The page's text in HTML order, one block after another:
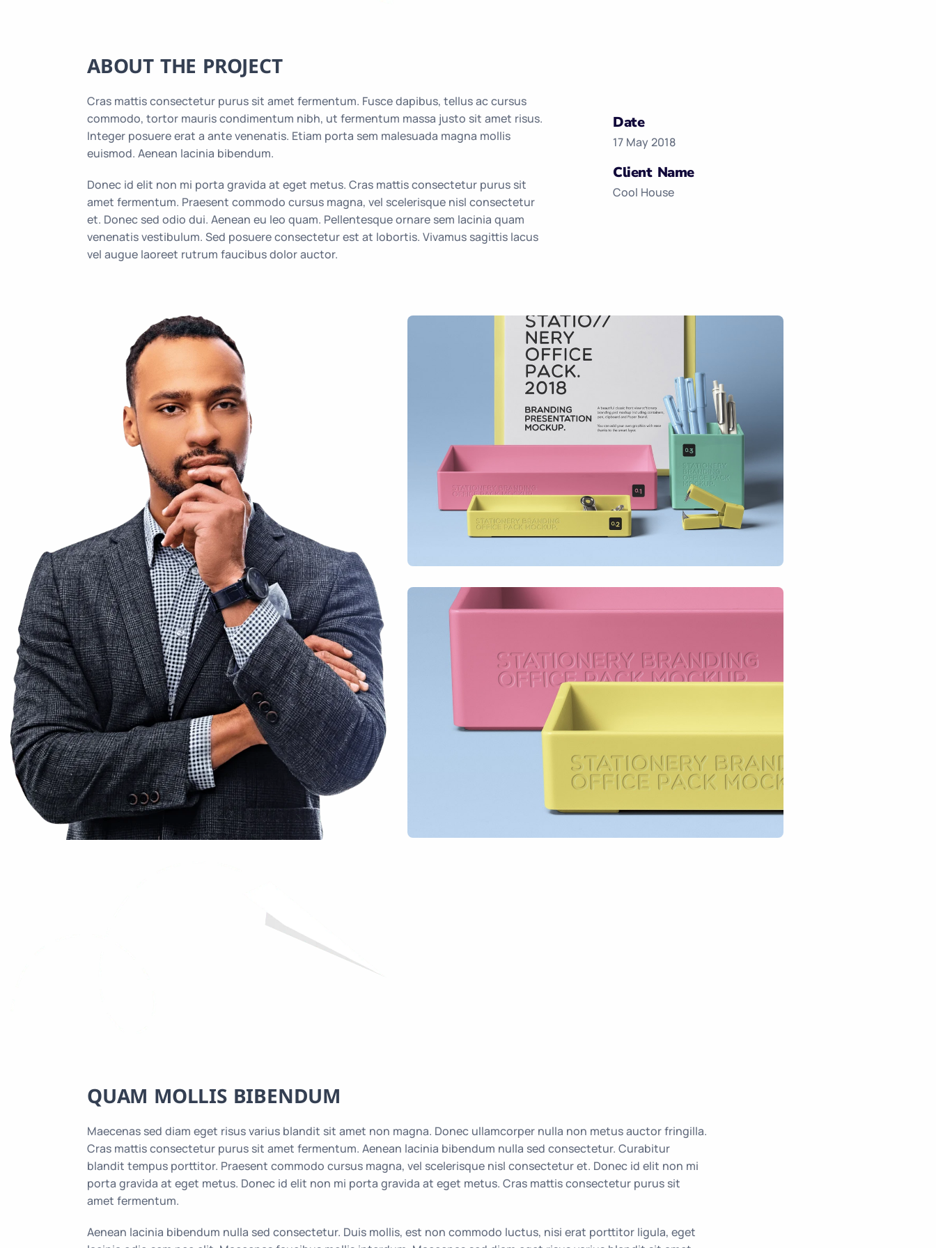
ABOUT THE PROJECT
Cras mattis consectetur purus sit amet fermentum. Fusce dapibus, tellus ac cursus
commodo, tortor mauris condimentum nibh, ut fermentum massa justo sit amet risus.
Integer posuere erat a ante venenatis. Etiam porta sem malesuada magna mollis
euismod. Aenean lacinia bibendum.
Donec id elit non mi porta gravida at eget metus. Cras mattis consectetur purus sit
amet fermentum. Praesent commodo cursus magna, vel scelerisque nisl consectetur
et. Donec sed odio dui. Aenean eu leo quam. Pellentesque ornare sem lacinia quam
venenatis vestibulum. Sed posuere consectetur est at lobortis. Vivamus sagittis lacus
vel augue laoreet rutrum faucibus dolor auctor.
Date
17 May 2018
Client Name
Cool House
QUAM MOLLIS BIBENDUM
Maecenas sed diam eget risus varius blandit sit amet non magna. Donec ullamcorper nulla non metus auctor fringilla.
Cras mattis consectetur purus sit amet fermentum. Aenean lacinia bibendum nulla sed consectetur. Curabitur
blandit tempus porttitor. Praesent commodo cursus magna, vel scelerisque nisl consectetur et. Donec id elit non mi
porta gravida at eget metus. Donec id elit non mi porta gravida at eget metus. Cras mattis consectetur purus sit
amet fermentum.
Aenean lacinia bibendum nulla sed consectetur. Duis mollis, est non commodo luctus, nisi erat porttitor ligula, eget